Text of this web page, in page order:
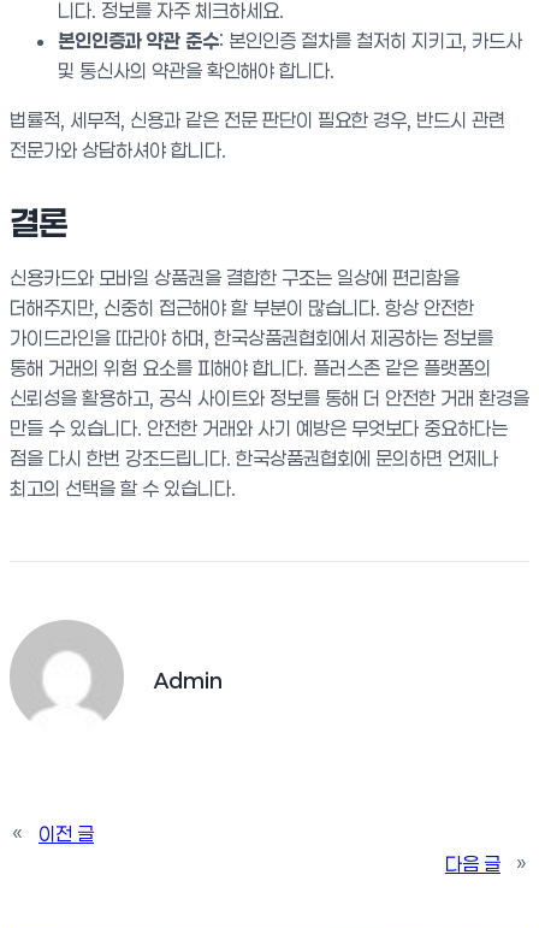
니다. 정보를 자주 체크하세요.
본인인증과 약관 준수: 본인인증 절차를 철저히 지키고, 카드사
및 통신사의 약관을 확인해야 합니다.
법률적, 세무적, 신용과 같은 전문 판단이 필요한 경우, 반드시 관련
전문가와 상담하셔야 합니다.
결론
신용카드와 모바일 상품권을 결합한 구조는 일상에 편리함을
더해주지만, 신중히 접근해야 할 부분이 많습니다. 항상 안전한
가이드라인을 따라야 하며, 한국상품권협회에서 제공하는 정보를
통해 거래의 위험 요소를 피해야 합니다. 플러스존 같은 플랫폼의
신뢰성을 활용하고, 공식 사이트와 정보를 통해 더 안전한 거래 환경을
만들 수 있습니다. 안전한 거래와 사기 예방은 무엇보다 중요하다는
점을 다시 한번 강조드립니다. 한국상품권협회에 문의하면 언제나
최고의 선택을 할 수 있습니다.
Admin
«
이전 글
다음 글
»